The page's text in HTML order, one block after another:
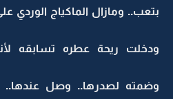
بتعب.. ومازال الماكياج
ودخلت ريحة عطره تسابقه
وضمته لصدرها.. وصل عندها..